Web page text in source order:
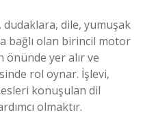
dile, yumuşak
bağlı olan birincil motor
önünde yer alır ve
rol oynar. İşlevi,
konuşulan dil
olmaktır.